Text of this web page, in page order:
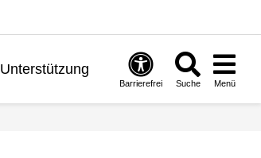
Unterstützung
Barrierefrei Suche Menü